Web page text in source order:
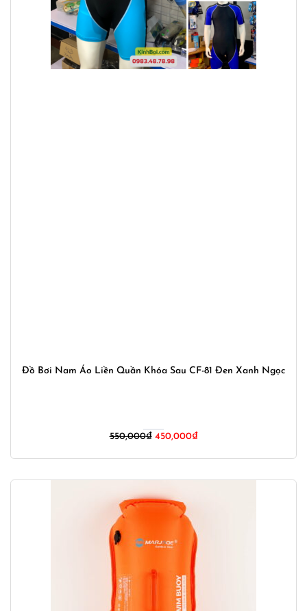
Đồ Bơi Nam Áo Liền Quần Khóa Sau CF-81 Đen Xanh Ngọc
550,000₫ Giá
550,000₫.
450,000₫Giá
là: